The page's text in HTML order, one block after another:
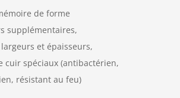
de forme
supplémentaires,
et épaisseurs,
cuir spéciaux (antibactérien,
résistant au feu)